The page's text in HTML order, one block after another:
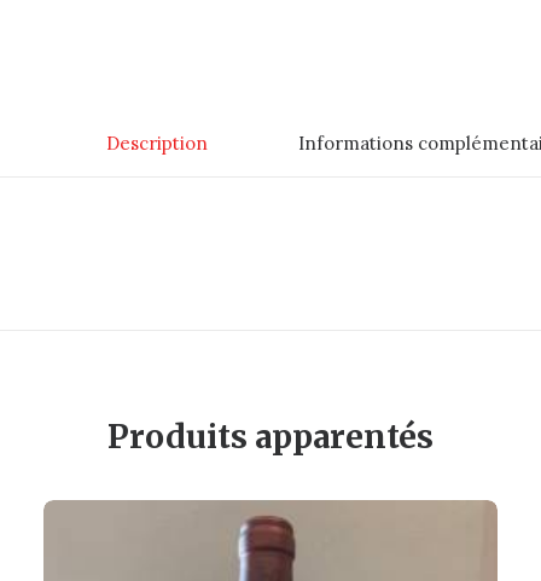
Description Informations
Produits apparentés